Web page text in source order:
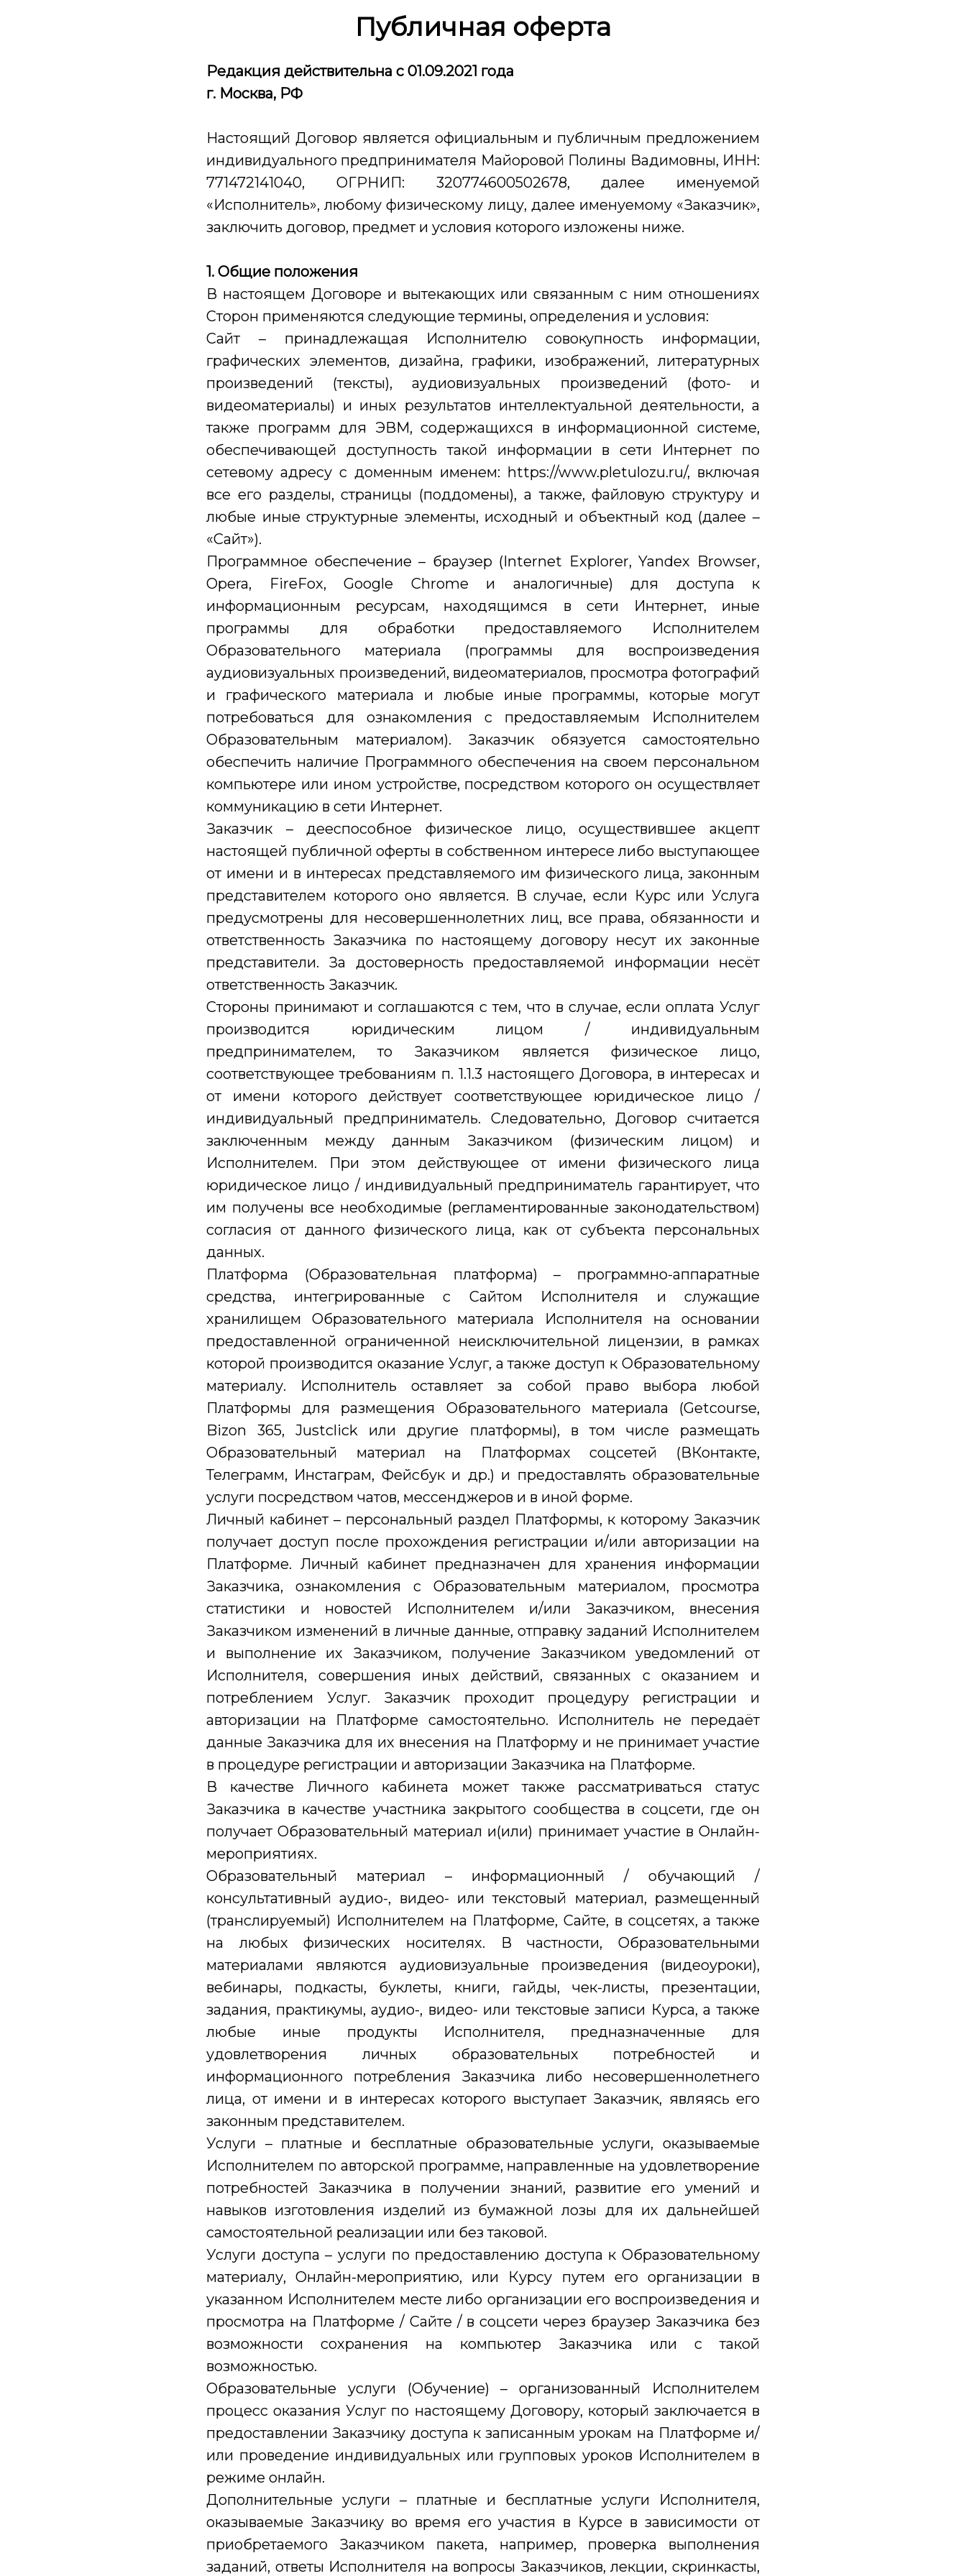
Публичная оферта
Редакция действительна с 01.09.2021 года
г. Москва, РФ
Настоящий Договор является официальным и публичным предложением
индивидуального предпринимателя Майоровой Полины Вадимовны, ИНН:
771472141040, ОГРНИП: 320774600502678, далее именуемой
«Исполнитель», любому физическому лицу, далее именуемому «Заказчик»,
заключить договор, предмет и условия которого изложены ниже.
1. Общие положения
В настоящем Договоре и вытекающих или связанным с ним отношениях
Сторон применяются следующие термины, определения и условия:
Сайт – принадлежащая Исполнителю совокупность информации,
графических элементов, дизайна, графики, изображений, литературных
произведений (тексты), аудиовизуальных произведений (фото- и
видеоматериалы) и иных результатов интеллектуальной деятельности, а
также программ для ЭВМ, содержащихся в информационной системе,
обеспечивающей доступность такой информации в сети Интернет по
сетевому адресу с доменным именем: https://www.pletulozu.ru/, включая
все его разделы, страницы (поддомены), а также, файловую структуру и
любые иные структурные элементы, исходный и объектный код (далее –
«Сайт»).
Программное обеспечение – браузер (Internet Explorer, Yandex Browser,
Opera, FireFox, Google Chrome и аналогичные) для доступа к
информационным ресурсам, находящимся в сети Интернет, иные
программы для обработки предоставляемого Исполнителем
Образовательного материала (программы для воспроизведения
аудиовизуальных произведений, видеоматериалов, просмотра фотографий
и графического материала и любые иные программы, которые могут
потребоваться для ознакомления с предоставляемым Исполнителем
Образовательным материалом). Заказчик обязуется самостоятельно
обеспечить наличие Программного обеспечения на своем персональном
компьютере или ином устройстве, посредством которого он осуществляет
коммуникацию в сети Интернет.
Заказчик – дееспособное физическое лицо, осуществившее акцепт
настоящей публичной оферты в собственном интересе либо выступающее
от имени и в интересах представляемого им физического лица, законным
представителем которого оно является. В случае, если Курс или Услуга
предусмотрены для несовершеннолетних лиц, все права, обязанности и
ответственность Заказчика по настоящему договору несут их законные
представители. За достоверность предоставляемой информации несёт
ответственность Заказчик.
Стороны принимают и соглашаются с тем, что в случае, если оплата Услуг
производится юридическим лицом / индивидуальным
предпринимателем, то Заказчиком является физическое лицо,
соответствующее требованиям п. 1.1.3 настоящего Договора, в интересах и
от имени которого действует соответствующее юридическое лицо /
индивидуальный предприниматель. Следовательно, Договор считается
заключенным между данным Заказчиком (физическим лицом) и
Исполнителем. При этом действующее от имени физического лица
юридическое лицо / индивидуальный предприниматель гарантирует, что
им получены все необходимые (регламентированные законодательством)
согласия от данного физического лица, как от субъекта персональных
данных.
Платформа (Образовательная платформа) – программно-аппаратные
средства, интегрированные с Сайтом Исполнителя и служащие
хранилищем Образовательного материала Исполнителя на основании
предоставленной ограниченной неисключительной лицензии, в рамках
которой производится оказание Услуг, а также доступ к Образовательному
материалу. Исполнитель оставляет за собой право выбора любой
Платформы для размещения Образовательного материала (Getcourse,
Bizon 365, Justclick или другие платформы), в том числе размещать
Образовательный материал на Платформах соцсетей (ВКонтакте,
Телеграмм, Инстаграм, Фейсбук и др.) и предоставлять образовательные
услуги посредством чатов, мессенджеров и в иной форме.
Личный кабинет – персональный раздел Платформы, к которому Заказчик
получает доступ после прохождения регистрации и/или авторизации на
Платформе. Личный кабинет предназначен для хранения информации
Заказчика, ознакомления с Образовательным материалом, просмотра
статистики и новостей Исполнителем и/или Заказчиком, внесения
Заказчиком изменений в личные данные, отправку заданий Исполнителем
и выполнение их Заказчиком, получение Заказчиком уведомлений от
Исполнителя, совершения иных действий, связанных с оказанием и
потреблением Услуг. Заказчик проходит процедуру регистрации и
авторизации на Платформе самостоятельно. Исполнитель не передаёт
данные Заказчика для их внесения на Платформу и не принимает участие
в процедуре регистрации и авторизации Заказчика на Платформе.
В качестве Личного кабинета может также рассматриваться статус
Заказчика в качестве участника закрытого сообщества в соцсети, где он
получает Образовательный материал и(или) принимает участие в Онлайн-
мероприятиях.
Образовательный материал – информационный / обучающий /
консультативный аудио-, видео- или текстовый материал, размещенный
(транслируемый) Исполнителем на Платформе, Сайте, в соцсетях, а также
на любых физических носителях. В частности, Образовательными
материалами являются аудиовизуальные произведения (видеоуроки),
вебинары, подкасты, буклеты, книги, гайды, чек-листы, презентации,
задания, практикумы, аудио-, видео- или текстовые записи Курса, а также
любые иные продукты Исполнителя, предназначенные для
удовлетворения личных образовательных потребностей и
информационного потребления Заказчика либо несовершеннолетнего
лица, от имени и в интересах которого выступает Заказчик, являясь его
законным представителем.
Услуги – платные и бесплатные образовательные услуги, оказываемые
Исполнителем по авторской программе, направленные на удовлетворение
потребностей Заказчика в получении знаний, развитие его умений и
навыков изготовления изделий из бумажной лозы для их дальнейшей
самостоятельной реализации или без таковой.
Услуги доступа – услуги по предоставлению доступа к Образовательному
материалу, Онлайн-мероприятию, или Курсу путем его организации в
указанном Исполнителем месте либо организации его воспроизведения и
просмотра на Платформе / Сайте / в соцсети через браузер Заказчика без
возможности сохранения на компьютер Заказчика или с такой
возможностью.
Образовательные услуги (Обучение) – организованный Исполнителем
процесс оказания Услуг по настоящему Договору, который заключается в
предоставлении Заказчику доступа к записанным урокам на Платформе и/
или проведение индивидуальных или групповых уроков Исполнителем в
режиме онлайн.
Дополнительные услуги – платные и бесплатные услуги Исполнителя,
оказываемые Заказчику во время его участия в Курсе в зависимости от
приобретаемого Заказчиком пакета, например, проверка выполнения
заданий, ответы Исполнителя на вопросы Заказчиков, лекции, скринкасты,